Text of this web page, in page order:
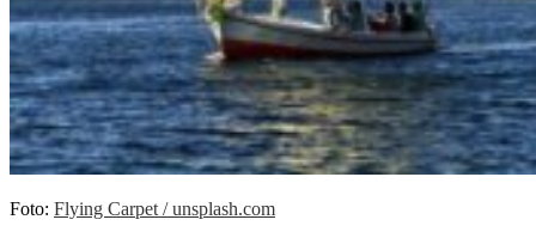
Foto: Flying Carpet / unsplash.com